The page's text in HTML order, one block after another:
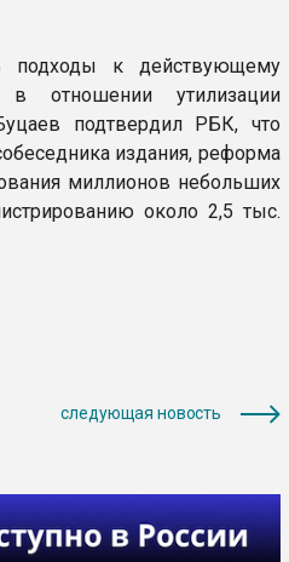
подходы к действующему
в отношении утилизации
подтвердил РБК, что
издания, реформа
миллионов небольших
около 2,5 тыс.
следующая новость